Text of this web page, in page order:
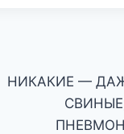
НИКАКИЕ —